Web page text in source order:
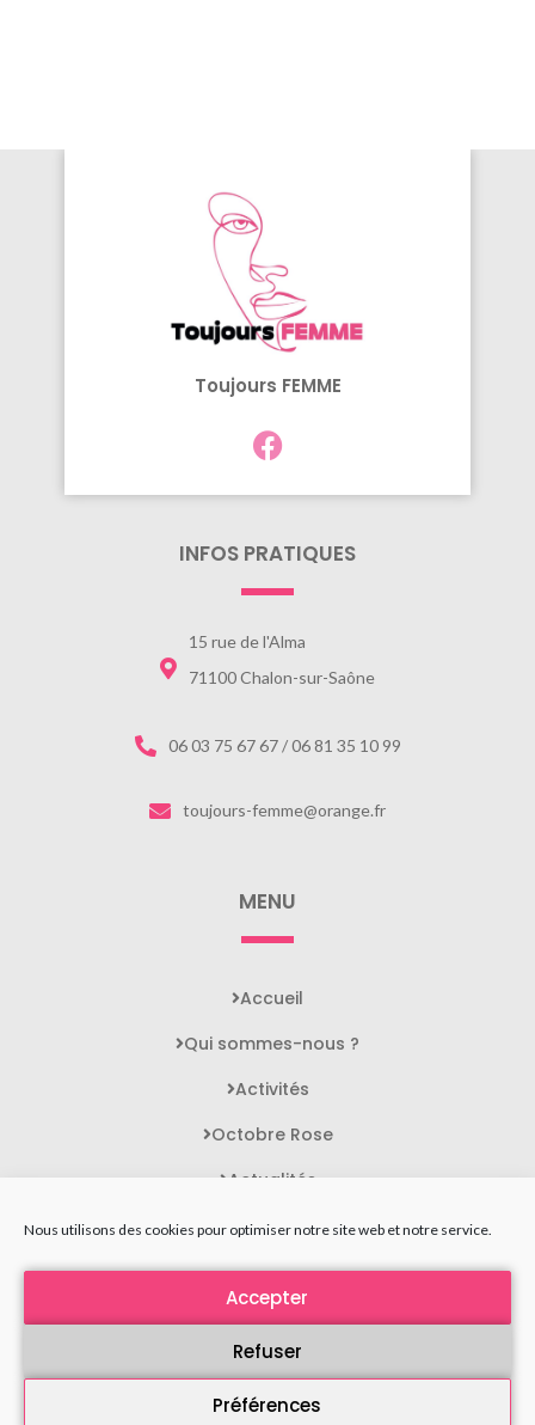
Nous utilisons des cookies pour optimiser notre site web et notre service.
Accepter
Refuser
Préférences
Toujours FEMME
INFOS PRATIQUES
15 rue de l'Alma
71100 Chalon-sur-Saône
06 03 75 67 67 / 06 81 35 10 99
toujours-femme@orange.fr
MENU
Accueil
Qui sommes-nous ?
Activités
Octobre Rose
Actualités
Contact
STATUTS DE L'ASSOCIATION
POLITIQUE DE CONFIDENTIALITÉ
PLAN DU SITE